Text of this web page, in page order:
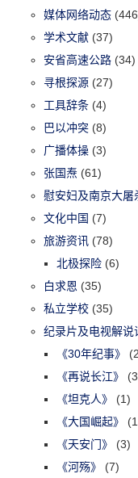
媒体网络动态
学术文献 (37)
安省高速公路 (34)
寻根探源 (27)
工具辞条 (4)
巴以冲突 (8)
广播体操 (3)
张国焘 (61)
慰安妇及南京大屠
文化中国 (7)
旅游资讯 (78)
北极探险 (6)
白求恩 (35)
私立学校 (35)
纪录片及电视解说
《30年纪事》
《再说长江》
《坦克人》
(1)
《大国崛起》
《天安门》
(3)
《河殇》
(7)